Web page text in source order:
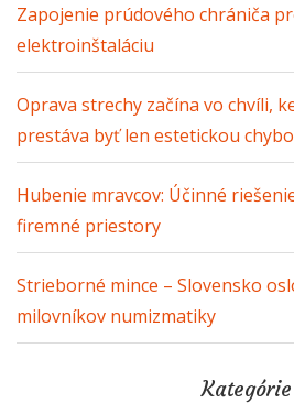
Zapojenie prúdového chrániča
elektroinštaláciu
Oprava strechy začína vo chvíli,
prestáva byť len estetickou
Hubenie mravcov: Účinné
firemné priestory
Strieborné mince – Slovensko
milovníkov numizmatiky
Kategórie